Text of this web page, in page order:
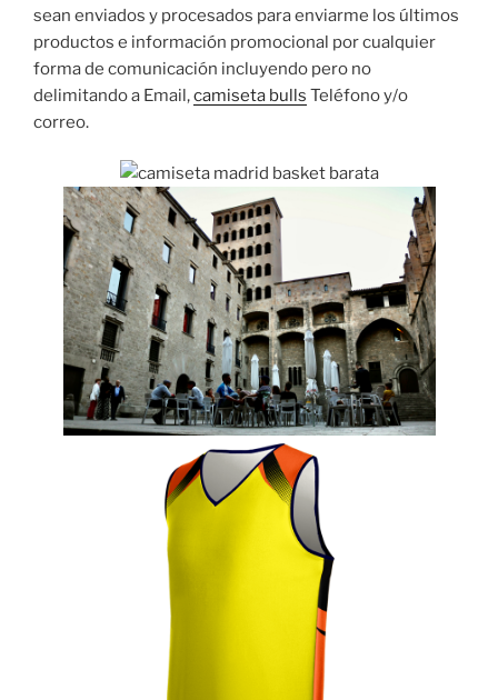
sean enviados y procesados para enviarme los últimos
productos e información promocional por cualquier
forma de comunicación incluyendo pero no
delimitando a Email,camiseta bulls Teléfono y/o
correo.